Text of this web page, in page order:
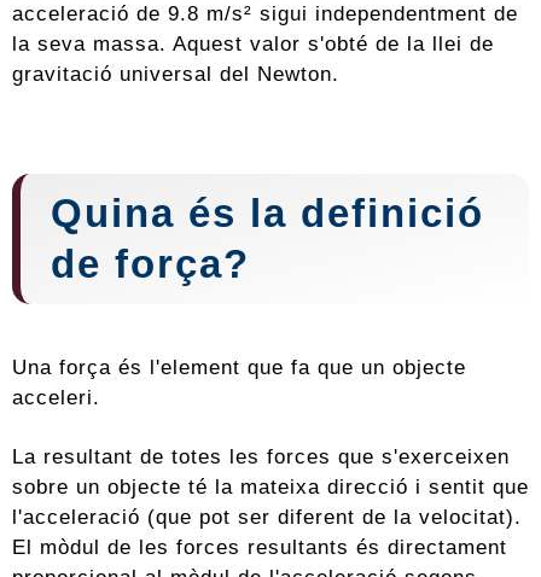
acceleració de 9.8 m/s² sigui independentment de
la seva massa. Aquest valor s'obté de la llei de
gravitació universal del Newton.
Quina és la definició
de força?
Una força és l'element que fa que un objecte
acceleri.
La resultant de totes les forces que s'exerceixen
sobre un objecte té la mateixa direcció i sentit que
l'acceleració (que pot ser diferent de la velocitat).
El mòdul de les forces resultants és directament